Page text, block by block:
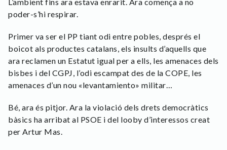
poder-s’hi respirar.
Primer va ser el PP tiant odi entre pobles, després el
boicot als productes catalans, els insults d’aquells que
ara reclamen un Estatut igual per a ells, les amenaces dels
bisbes i del CGPJ, l’odi escampat des de la COPE, les
amenaces d’un nou «levantamiento» militar…
Bé, ara és pitjor. Ara la violació dels drets democràtics
bàsics ha arribat al PSOE i del looby d’interessos creat
per Artur Mas.